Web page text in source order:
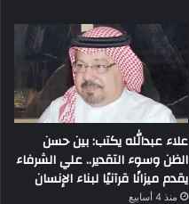
علاء عبدالله يكتب: بين حسن
الظن وسوء التقدير.. علي الشرفاء
يقدم ميزانًا قرآنيًا لبناء الإنسان
منذ 4 أسابيع